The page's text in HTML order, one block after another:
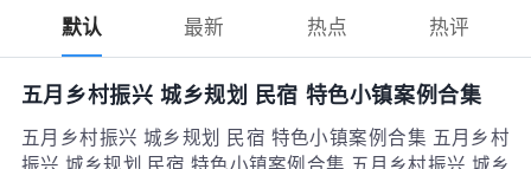
默认 最新 热点 热评
五月乡村振兴 城乡规划 民宿 特色小镇案例合集
五月乡村振兴 城乡规划 民宿 特色小镇案例合集 五月乡村
振兴 城乡规划 民宿 特色小镇案例合集 五月乡村振兴 城乡